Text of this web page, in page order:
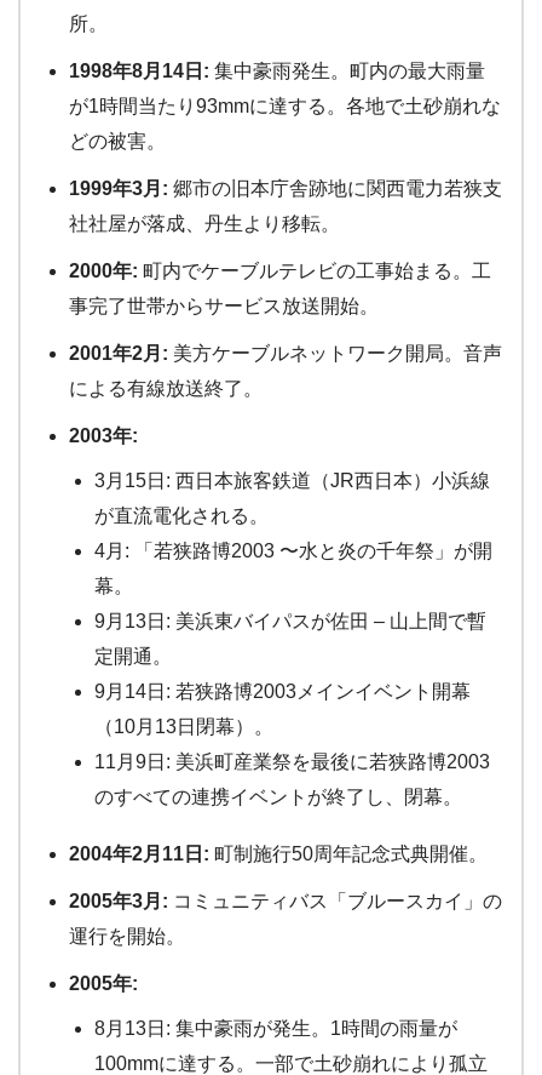
所。
1998年8月14日: 集中豪雨発生。町内の最大雨量
が1時間当たり93mmに達する。各地で土砂崩れな
どの被害。
1999年3月: 郷市の旧本庁舎跡地に関西電力若狭支
社社屋が落成、丹生より移転。
2000年: 町内でケーブルテレビの工事始まる。工
事完了世帯からサービス放送開始。
2001年2月: 美方ケーブルネットワーク開局。音声
による有線放送終了。
2003年:
3月15日: 西日本旅客鉄道（JR西日本）小浜線
が直流電化される。
4月: 「若狭路博2003 〜水と炎の千年祭」が開
幕。
9月13日: 美浜東バイパスが佐田 – 山上間で暫
定開通。
9月14日: 若狭路博2003メインイベント開幕
（10月13日閉幕）。
11月9日: 美浜町産業祭を最後に若狭路博2003
のすべての連携イベントが終了し、閉幕。
2004年2月11日: 町制施行50周年記念式典開催。
2005年3月: コミュニティバス「ブルースカイ」の
運行を開始。
2005年:
8月13日: 集中豪雨が発生。1時間の雨量が
100mmに達する。一部で土砂崩れにより孤立